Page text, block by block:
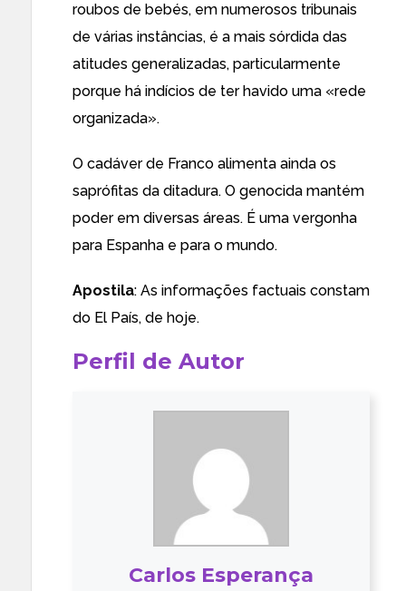
roubos de bebés, em numerosos tribunais
de várias instâncias, é a mais sórdida das
atitudes generalizadas, particularmente
porque há indícios de ter havido uma «rede
organizada».
O cadáver de Franco alimenta ainda os
saprófitas da ditadura. O genocida mantém
poder em diversas áreas. É uma vergonha
para Espanha e para o mundo.
Apostila: As informações factuais constam
do El País, de hoje.
Perfil de Autor
Carlos Esperança